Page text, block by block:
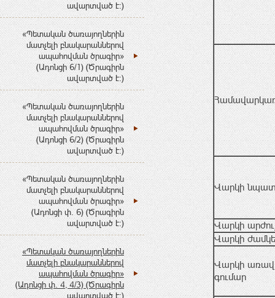
ավարտված է:)
«Պետական ծառայողներին
մատչելի բնակարաններով
ապահովման ծրագիր»
(Ադոնցի 6/1) (Ծրագիրն
ավարտված է:)
«Պետական ծառայողներին
մատչելի բնակարաններով
ապահովման ծրագիր»
(Ադոնցի 6/2) (Ծրագիրն
ավարտված է:)
«Պետական ծառայողներին
մատչելի բնակարաններով
ապահովման ծրագիր»
(Ադոնցի փ. 6) (Ծրագիրն
ավարտված է:)
«Պետական ծառայողներին
մատչելի բնակարաններով
ապահովման ծրագիր»
(Ադոնցի փ. 4, 4/3) (Ծրագիրն
ավարտված է:)
Վարկի
Վարկի
Վարկի
Վարկի
գումար